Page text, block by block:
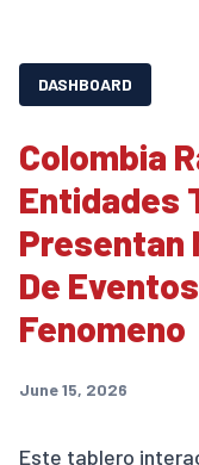
DASHBOARD
Colombia
Entidades
Presentan
De
Fenomeno
June 15, 2026
Este tablero